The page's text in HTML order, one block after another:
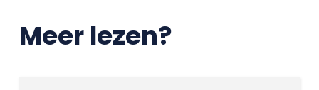
Meer lezen?